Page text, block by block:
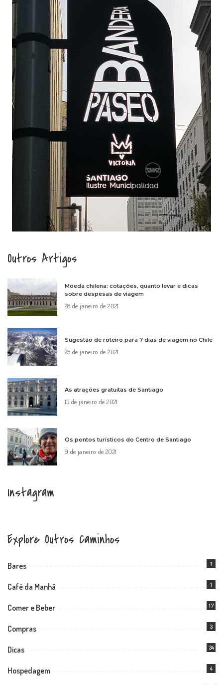
Outros Artigos
Moeda chilena: cotações, quanto levar e dicas
sobre despesas de viagem
28 de janeiro de 2021
Sugestão de roteiro para 7 dias de viagem no Chile
25 de janeiro de 2021
As atrações gratuitas de Santiago
13 de janeiro de 2021
Os pontos turísticos do Centro de Santiago
9 de janeiro de 2021
Instagram
Explore Outros Caminhos
Bares 1
Café da Manhã 1
Comer e Beber 17
Compras 3
Dicas 34
Hospedagem 4